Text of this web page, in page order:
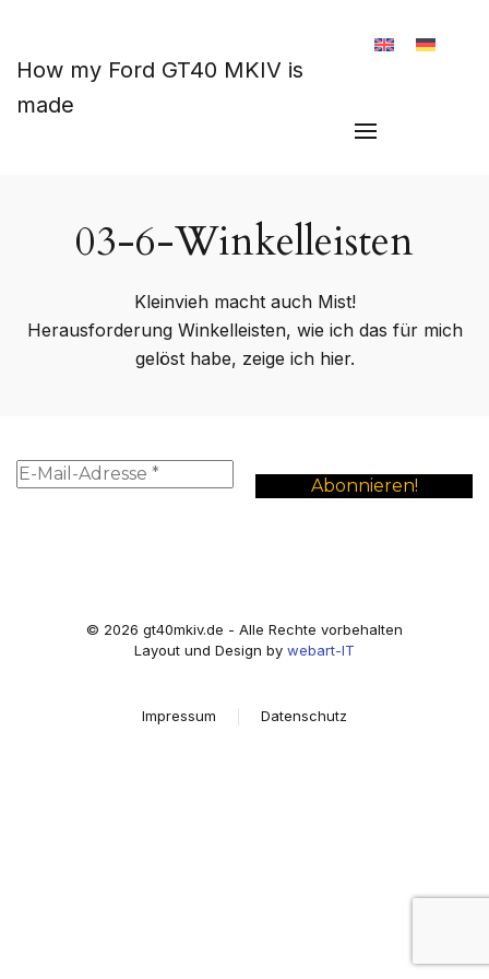
How my Ford GT40 MKIV is
made
03-6-Winkelleisten
Kleinvieh macht auch Mist!
Herausforderung Winkelleisten, wie ich das für mich
gelöst habe, zeige ich hier.
© 2026 gt40mkiv.de - Alle Rechte vorbehalten
Layout und Design by webart-IT
Impressum Datenschutz